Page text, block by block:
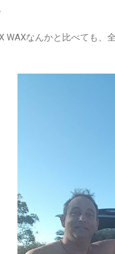
WAXなんかと比べても、